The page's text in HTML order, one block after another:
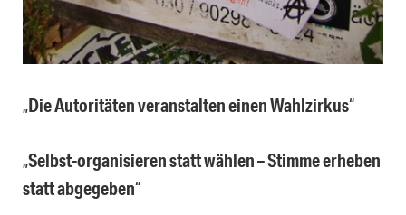
„Die Autoritäten veranstalten einen Wahlzirkus“
„Selbst-organisieren statt wählen – Stimme erheben
statt abgegeben“